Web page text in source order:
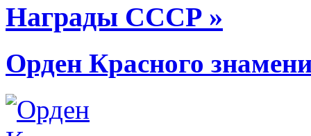
Награды СССР »
Орден Красного